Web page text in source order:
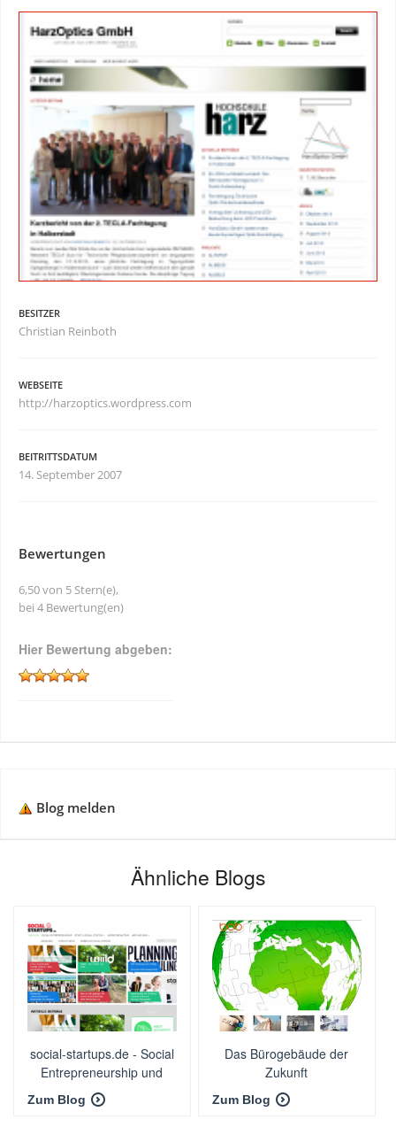
BESITZER
Christian Reinboth
WEBSEITE
http://harzoptics.wordpress.com
BEITRITTSDATUM
14. September 2007
Bewertungen
6,50 von 5 Stern(e),
bei 4 Bewertung(en)
Hier Bewertung abgeben:
Blog melden
Ähnliche Blogs
social-startups.de - Social
Entrepreneurship und
nachhaltig innovative
Geschäftsideen
Zum Blog
Das Bürogebäude der
Zukunft
Zum Blog